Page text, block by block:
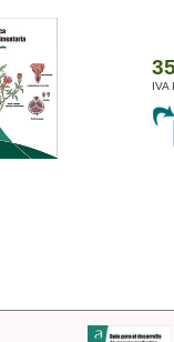
35,00 €
IVA INCLUIDO